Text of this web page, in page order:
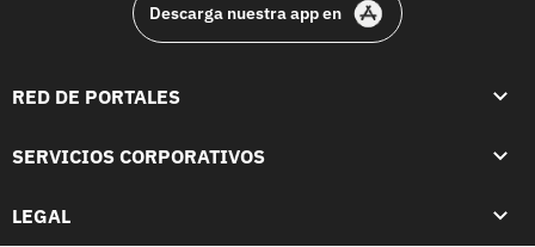
Descarga nuestra app en
RED DE PORTALES
SERVICIOS CORPORATIVOS
LEGAL